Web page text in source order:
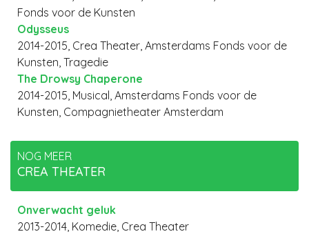
Fonds voor de Kunsten
Odysseus
2014-2015, Crea Theater, Amsterdams Fonds voor de
Kunsten, Tragedie
The Drowsy Chaperone
2014-2015, Musical, Amsterdams Fonds voor de
Kunsten, Compagnietheater Amsterdam
NOG MEER
CREA THEATER
Onverwacht geluk
2013-2014, Komedie, Crea Theater